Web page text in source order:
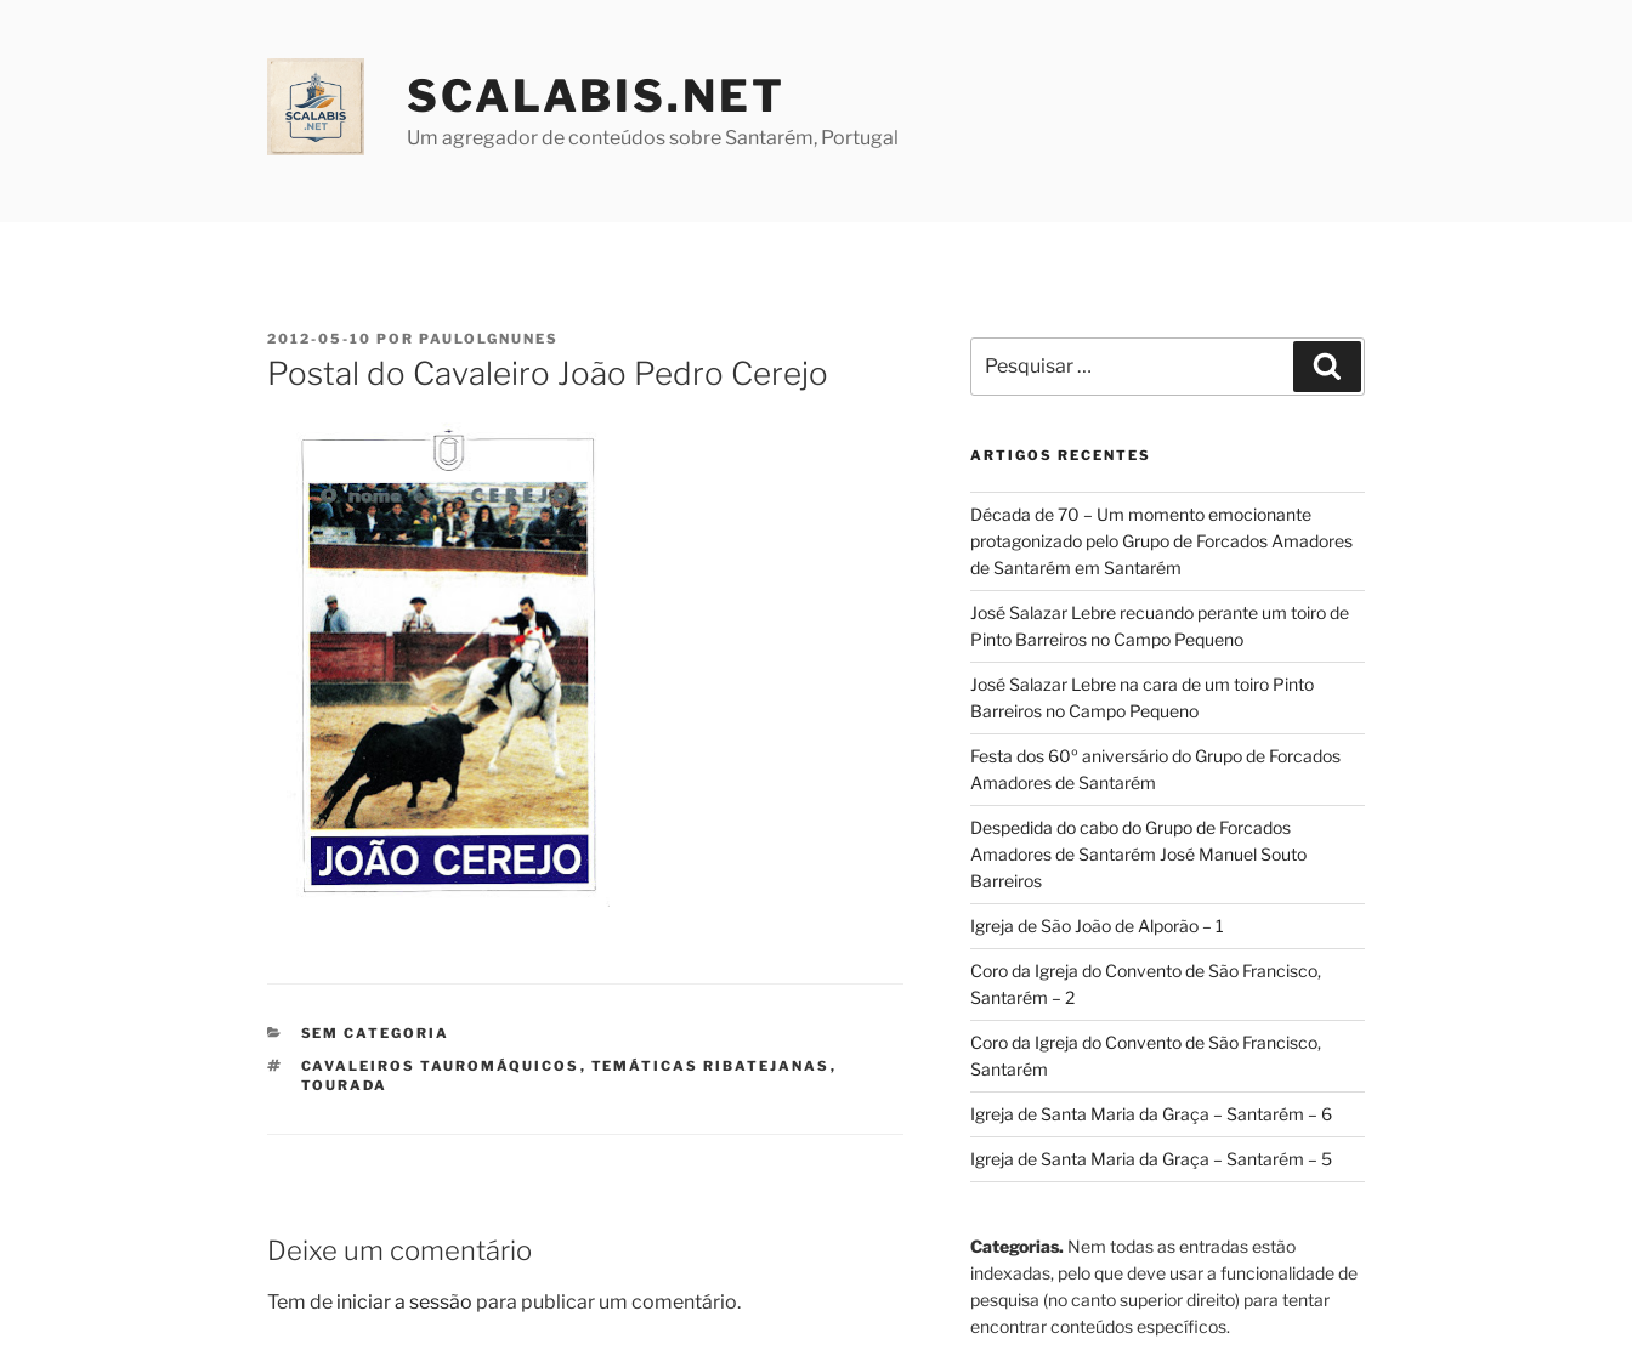
SCALABIS.NET
Um agregador de conteúdos sobre Santarém, Portugal
PUBLICADO
EM
2012-05-10 POR PAULOLGNUNES
Postal do Cavaleiro João Pedro Cerejo
CATEGORIAS
SEM CATEGORIA
ETIQUETAS
CAVALEIROS TAUROMÁQUICOS , TEMÁTICAS RIBATEJANAS ,
TOURADA
Deixe um comentário
Tem de iniciar a sessão para publicar um comentário.
por:
ARTIGOS RECENTES
Década de 70 – Um momento emocionante
protagonizado pelo Grupo de Forcados Amadores
de Santarém em Santarém
José Salazar Lebre recuando perante um toiro de
Pinto Barreiros no Campo Pequeno
José Salazar Lebre na cara de um toiro Pinto
Barreiros no Campo Pequeno
Festa dos 60º aniversário do Grupo de Forcados
Amadores de Santarém
Despedida do cabo do Grupo de Forcados
Amadores de Santarém José Manuel Souto
Barreiros
Igreja de São João de Alporão – 1
Coro da Igreja do Convento de São Francisco,
Santarém – 2
Coro da Igreja do Convento de São Francisco,
Santarém
Igreja de Santa Maria da Graça – Santarém – 6
Igreja de Santa Maria da Graça – Santarém – 5
Categorias.Nem todas as entradas estão
indexadas, pelo que deve usar a funcionalidade de
pesquisa (no canto superior direito) para tentar
encontrar conteúdos específicos.